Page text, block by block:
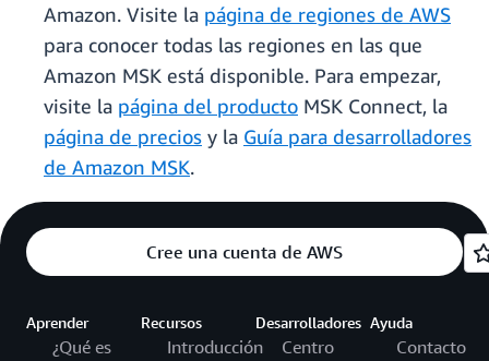
Amazon. Visite la página de regiones de AWS
para conocer todas las regiones en las que
Amazon MSK está disponible. Para empezar,
visite la página del producto MSK Connect, la
página de precios y la Guía para desarrolladores
de Amazon MSK.
Cree una cuenta de AWS
Aprender
¿Qué es
Recursos
Introducción
Desarrolladores
Centro
Ayuda
Contacto